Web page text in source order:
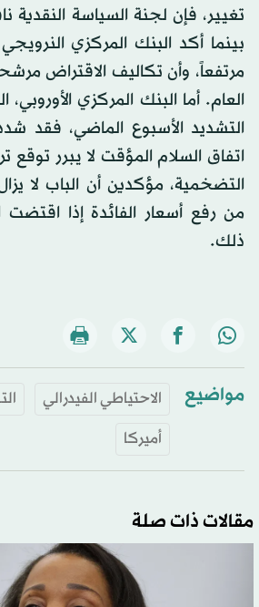
تغيير، فإن لجنة السياسة
بينما أكد البنك المركزي
مرتفعاً، وأن تكاليف الاقتراض
العام. أما البنك المركزي الأوروبي،
التشديد الأسبوع الماضي، فقد
اتفاق السلام المؤقت لا يبرر
التضخمية، مؤكدين أن الباب لا
من رفع أسعار الفائدة إذا اقتضت
ذلك.
مواضيع الاحتياطي الفيدرالي
أميركا
مقالات ذات صلة